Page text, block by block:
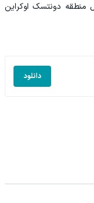
منطقه دونتسک اوکراین
دانلود